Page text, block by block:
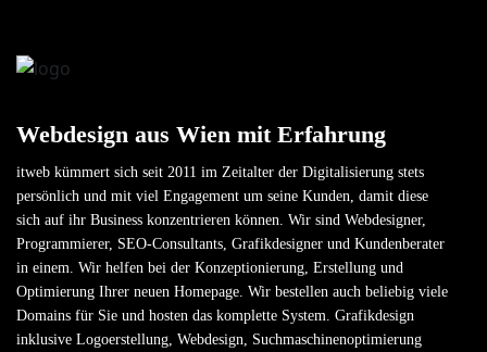
Webdesign aus Wien mit Erfahrung
itweb kümmert sich seit 2011 im Zeitalter der Digitalisierung stets
persönlich und mit viel Engagement um seine Kunden, damit diese
sich auf ihr Business konzentrieren können. Wir sind Webdesigner,
Programmierer, SEO-Consultants, Grafikdesigner und Kundenberater
in einem. Wir helfen bei der Konzeptionierung, Erstellung und
Optimierung Ihrer neuen Homepage. Wir bestellen auch beliebig viele
Domains für Sie und hosten das komplette System. Grafikdesign
inklusive Logoerstellung, Webdesign, Suchmaschinen­optimierung